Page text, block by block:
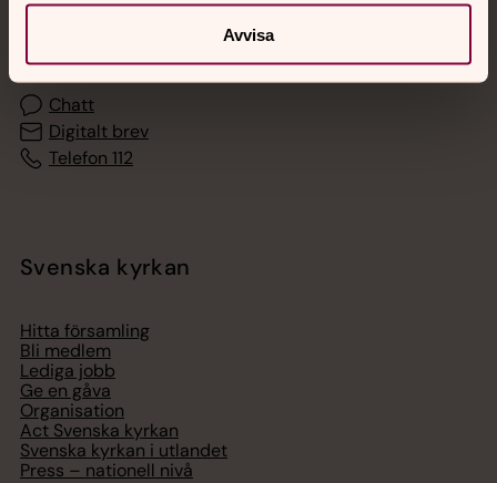
Avvisa
Akut samtals- och krisstöd. Prata eller chatta anonymt
med en präst på kvällar och nätter.
Chatt
Digitalt brev
Telefon 112
Svenska kyrkan
Hitta församling
Bli medlem
Lediga jobb
Ge en gåva
Organisation
Act Svenska kyrkan
Svenska kyrkan i utlandet
Press – nationell nivå